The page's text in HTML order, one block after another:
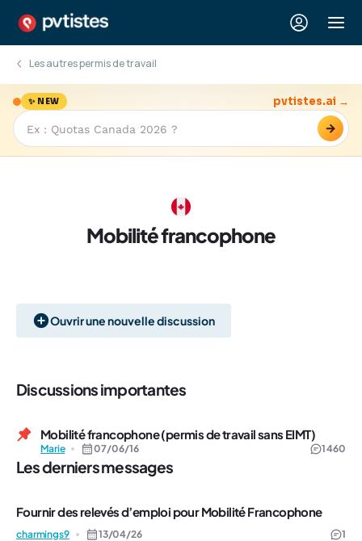
Les autres permis de travail
✨ NEW
→
pvtistes.ai →
Mobilité francophone
Ouvrir une nouvelle discussion
Discussions importantes
Mobilité francophone (permis de travail sans EIMT)
Marie 07/06/16 1 460
Les derniers messages
Fournir des relevés d’emploi pour Mobilité Francophone
charmings9 13/04/26 1